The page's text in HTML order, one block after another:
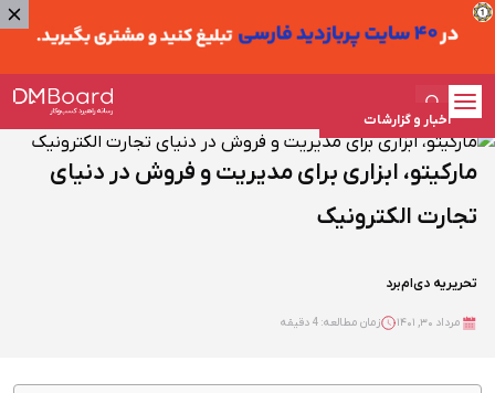
اخبار و گزارشات
مارکیتو، ابزاری برای مدیریت و فروش در دنیای
تجارت الکترونیک
تحریریه دی‌ام‌برد
مرداد ۳۰, ۱۴۰۱ زمان مطالعه: 4 دقیقه